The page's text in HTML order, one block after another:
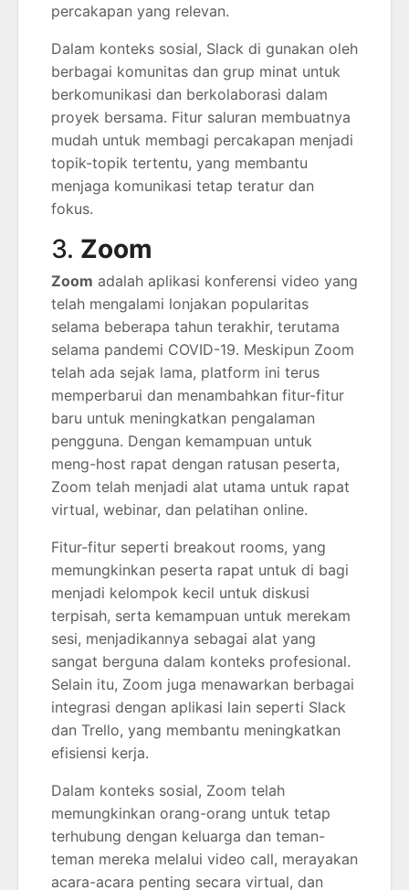
percakapan yang relevan.
Dalam konteks sosial, Slack di gunakan oleh
berbagai komunitas dan grup minat untuk
berkomunikasi dan berkolaborasi dalam
proyek bersama. Fitur saluran membuatnya
mudah untuk membagi percakapan menjadi
topik-topik tertentu, yang membantu
menjaga komunikasi tetap teratur dan
fokus.
3. Zoom
Zoom adalah aplikasi konferensi video yang
telah mengalami lonjakan popularitas
selama beberapa tahun terakhir, terutama
selama pandemi COVID-19. Meskipun Zoom
telah ada sejak lama, platform ini terus
memperbarui dan menambahkan fitur-fitur
baru untuk meningkatkan pengalaman
pengguna. Dengan kemampuan untuk
meng-host rapat dengan ratusan peserta,
Zoom telah menjadi alat utama untuk rapat
virtual, webinar, dan pelatihan online.
Fitur-fitur seperti breakout rooms, yang
memungkinkan peserta rapat untuk di bagi
menjadi kelompok kecil untuk diskusi
terpisah, serta kemampuan untuk merekam
sesi, menjadikannya sebagai alat yang
sangat berguna dalam konteks profesional.
Selain itu, Zoom juga menawarkan berbagai
integrasi dengan aplikasi lain seperti Slack
dan Trello, yang membantu meningkatkan
efisiensi kerja.
Dalam konteks sosial, Zoom telah
memungkinkan orang-orang untuk tetap
terhubung dengan keluarga dan teman-
teman mereka melalui video call, merayakan
acara-acara penting secara virtual, dan